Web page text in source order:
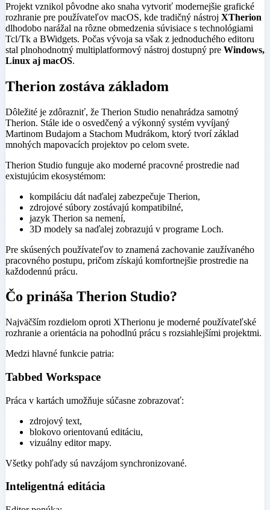
Projekt vznikol pôvodne ako snaha vytvoriť modernejšie grafické
rozhranie pre používateľov macOS, kde tradičný nástroj XTherion
dlhodobo narážal na rôzne obmedzenia súvisiace s technológiami
Tcl/Tk a BWidgets. Počas vývoja sa však z jednoduchého editoru
stal plnohodnotný multiplatformový nástroj dostupný pre Windows,
Linux aj macOS.
Therion zostáva základom
Dôležité je zdôrazniť, že Therion Studio nenahrádza samotný
Therion. Stále ide o osvedčený a výkonný systém vyvíjaný
Martinom Budajom a Stachom Mudrákom, ktorý tvorí základ
mnohých mapovacích projektov po celom svete.
Therion Studio funguje ako moderné pracovné prostredie nad
existujúcim ekosystémom:
kompiláciu dát naďalej zabezpečuje Therion,
zdrojové súbory zostávajú kompatibilné,
jazyk Therion sa nemení,
3D modely sa naďalej zobrazujú v programe Loch.
Pre skúsených používateľov to znamená zachovanie zaužívaného
pracovného postupu, pričom získajú komfortnejšie prostredie na
každodennú prácu.
Čo prináša Therion Studio?
Najväčším rozdielom oproti XTherionu je moderné používateľské
rozhranie a orientácia na pohodlnú prácu s rozsiahlejšími projektmi.
Medzi hlavné funkcie patria:
Tabbed Workspace
Práca v kartách umožňuje súčasne zobrazovať:
zdrojový text,
blokovo orientovanú editáciu,
vizuálny editor mapy.
Všetky pohľady sú navzájom synchronizované.
Inteligentná editácia